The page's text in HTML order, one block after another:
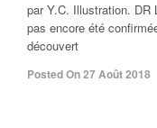
par Y.C. Illustration. DR
pas encore été
découvert
Posted On 27 Août 2018